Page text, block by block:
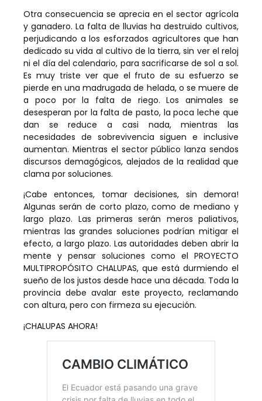
Otra consecuencia se aprecia en el sector agrícola
y ganadero. La falta de lluvias ha destruido cultivos,
perjudicando a los esforzados agricultores que han
dedicado su vida al cultivo de la tierra, sin ver el reloj
ni el día del calendario, para sacrificarse de sol a sol.
Es muy triste ver que el fruto de su esfuerzo se
pierde en una madrugada de helada, o se muere de
a poco por la falta de riego. Los animales se
desesperan por la falta de pasto, la poca leche que
dan se reduce a casi nada, mientras las
necesidades de sobrevivencia siguen e inclusive
aumentan. Mientras el sector público lanza sendos
discursos demagógicos, alejados de la realidad que
clama por soluciones.
¡Cabe entonces, tomar decisiones, sin demora!
Algunas serán de corto plazo, como de mediano y
largo plazo. Las primeras serán meros paliativos,
mientras las grandes soluciones podrían mitigar el
efecto, a largo plazo. Las autoridades deben abrir la
mente y pensar soluciones como el PROYECTO
MULTIPROPÓSITO CHALUPAS, que está durmiendo el
sueño de los justos desde hace una década. Toda la
provincia debe avalar este proyecto, reclamando
con altura, pero con firmeza su ejecución.
¡CHALUPAS AHORA!